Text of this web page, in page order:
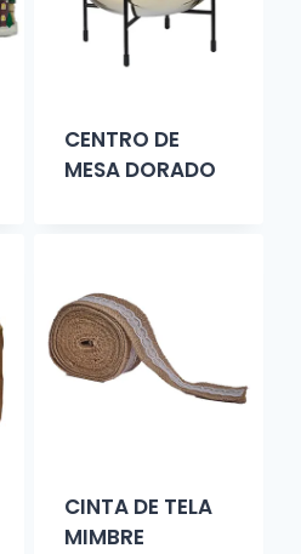
CENTRO DE
MESA DORADO
CINTA DE TELA
MIMBRE